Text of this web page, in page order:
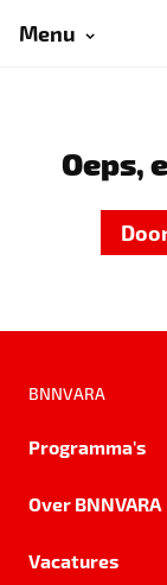
Menu
Oeps,
BNNVARA
Programma's
Over BNNVARA
Vacatures